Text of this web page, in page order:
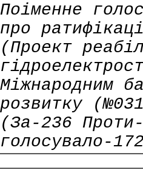
Поіменне
про
(Проект
Міжнародним
розвитку
(За-236
голосувало-